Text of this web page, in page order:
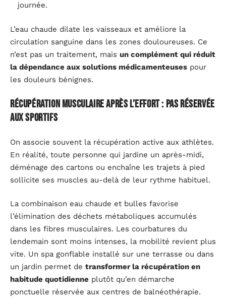
journée.
L’eau chaude dilate les vaisseaux et améliore la
circulation sanguine dans les zones douloureuses. Ce
n’est pas un traitement, mais un complément qui réduit
la dépendance aux solutions médicamenteuses pour
les douleurs bénignes.
Récupération musculaire après l’effort : pas réservée
aux sportifs
On associe souvent la récupération active aux athlètes.
En réalité, toute personne qui jardine un après-midi,
déménage des cartons ou enchaîne les trajets à pied
sollicite ses muscles au-delà de leur rythme habituel.
La combinaison eau chaude et bulles favorise
l’élimination des déchets métaboliques accumulés
dans les fibres musculaires. Les courbatures du
lendemain sont moins intenses, la mobilité revient plus
vite. Un spa gonflable installé sur une terrasse ou dans
un jardin permet de transformer la récupération en
habitude quotidienne plutôt qu’en démarche
ponctuelle réservée aux centres de balnéothérapie.